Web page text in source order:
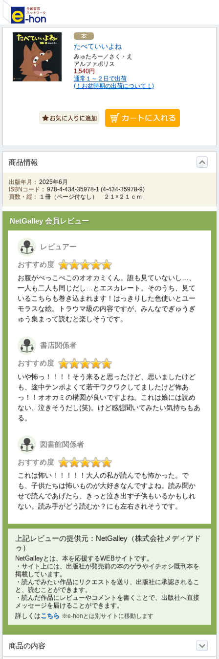
たべていいよね
みゅたろー／さく・え
アルファポリス
1,540円
通常１～２日で出荷
(！お盆時期の出荷について！)
商品情報
出版年月： 2025年6月
ISBNコード： 978-4-434-35978-1 (4-434-35978-9)
頁数・縦：
１冊（ページ付なし） ２１×２１ｃｍ
NetGalley 会員レビュー
レビュアー
おすすめ度
お腹がぺっこぺこのオオカミくん。誰も見ていないし…、
一人も二人も同じだし…とエスカレート。そのうち、見て
いるこちらも巻き込まれます！はっきりした色使いとユー
モラスな絵。トラウマ級の内容ですが、みんなでぎゅうぎ
ゅう集まって読むと楽しそうです。
書店関係者
おすすめ度
いや怖っ！！！！そう来ると思ったけど、思いましたけど
も、途中テンポよくて若干ワクワクしてましたけど怖あ
っ！！オオカミの構図が良いですよね。これは娘には読め
ない、泣きそうだし(笑)。けど感想聞いてみたい気持ちもあ
る。
図書館関係者
おすすめ度
これは怖い！！！！！大人の私が読んでも怖かった。で
も、子供たちは怖いものが大好きなんですよね。読み聞か
せで読んであげたら、きっと泣き出す子供もいるかもしれ
ない。読み手がどう読むか？にも左右されそうです。
上記レビューの提供元：NetGalley（株式会社メディアド
ゥ）
NetGalleyとは、本を応援するWEBサイトです。
・サイト上には、出版社が発売前の本のゲラやイチオシ既刊本を
掲載しています。
・読んでみたい作品にリクエストを送り、出版社に承認されるこ
と、読むことができます。
・読んだ作品にレビューやコメントを書くことで、出版社へ直接
メッセージを届けることができます。
詳しくはこちら ※e-honとは別サイトに移動します
商品の内容